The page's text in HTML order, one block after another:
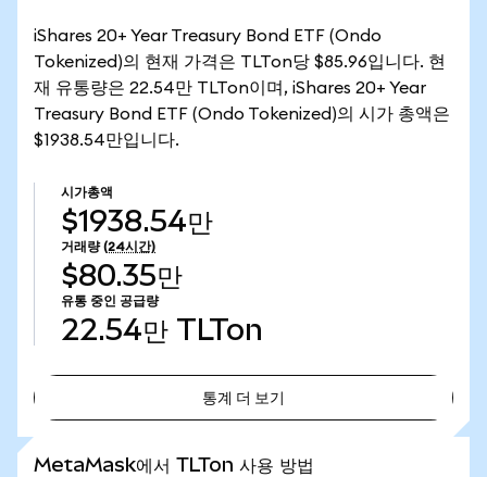
iShares 20+ Year Treasury Bond ETF (Ondo
Tokenized)의 현재 가격은 TLTon당 $85.96입니다. 현
재 유통량은 22.54만 TLTon이며, iShares 20+ Year
Treasury Bond ETF (Ondo Tokenized)의 시가 총액은
$1938.54만입니다.
시가총액
$1938.54만
거래량 (24시간)
$80.35만
유통 중인 공급량
22.54만 TLTon
통계 더 보기
MetaMask에서 TLTon 사용 방법